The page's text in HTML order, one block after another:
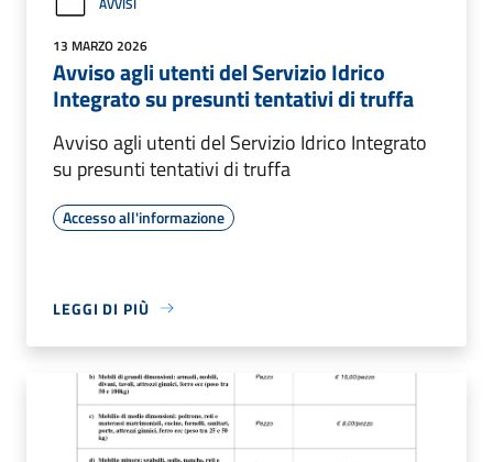
13 MARZO 2026
Avviso agli utenti del Servizio Idrico
Integrato su presunti tentativi di truffa
Avviso agli utenti del Servizio Idrico Integrato
su presunti tentativi di truffa
Accesso all'informazione
LEGGI DI PIÙ